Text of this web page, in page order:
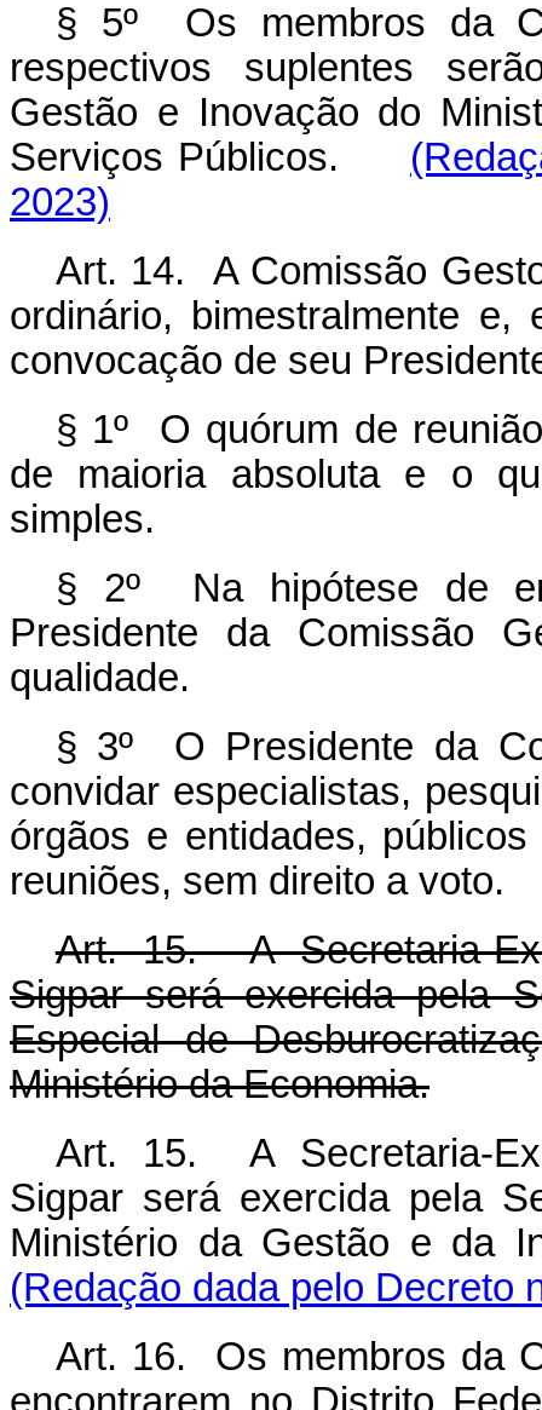
§ 5º Os membros da
respectivos suplentes
Gestão e Inovação do
Serviços Públicos.
2023)
Art. 14. A Comissão
ordinário, bimestralmente e,
convocação de seu
§ 1º O quórum de
de maioria absoluta e o
simples.
§ 2º Na hipótese de
Presidente da Comissão
qualidade.
§ 3º O Presidente da
convidar especialistas,
órgãos e entidades,
reuniões, sem direito a voto.
Art. 15. A Secretaria-
Sigpar será exercida pela
Especial de
Ministério da Economia.
Art. 15. A Secretaria-
Sigpar será exercida pela
Ministério da Gestão e
(Redação dada pelo Decreto
Art. 16. Os membros da